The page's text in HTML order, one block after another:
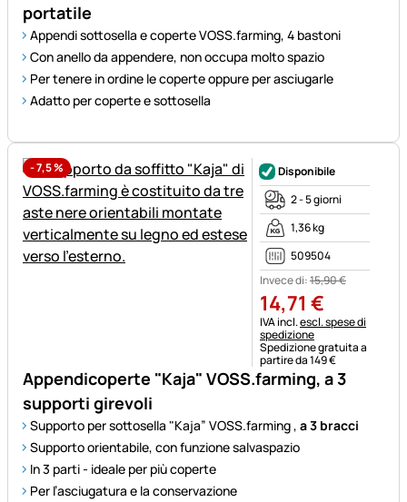
portatile
Appendi sottosella e coperte VOSS.farming, 4 bastoni
Con anello da appendere, non occupa molto spazio
Per tenere in ordine le coperte oppure per asciugarle
Adatto per coperte e sottosella
-7,5%
Appendicoperte "Kaja" VOSS.farming, a 3
supporti girevoli
Supporto per sottosella "Kaja” VOSS.farming , a 3 bracci
Supporto orientabile, con funzione salvaspazio
In 3 parti - ideale per più coperte
Per l’asciugatura e la conservazione
Disponibile
2 - 5 giorni
1,36 kg
509504
Invece di:15,90€
14,71 €
Informazioni fiscali:
IVA incl.escl. spese di
spedizione
Spedizione gratuita a
partire da 149 €